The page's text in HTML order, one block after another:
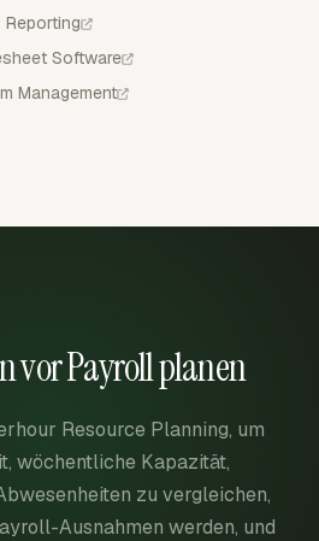
Reporting
Software
Management
vor Payroll planen
Resource Planning, um
wöchentliche Kapazität,
zu vergleichen,
Ausnahmen werden, und